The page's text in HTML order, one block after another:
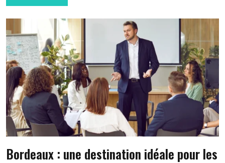
Bordeaux : une destination idéale pour les